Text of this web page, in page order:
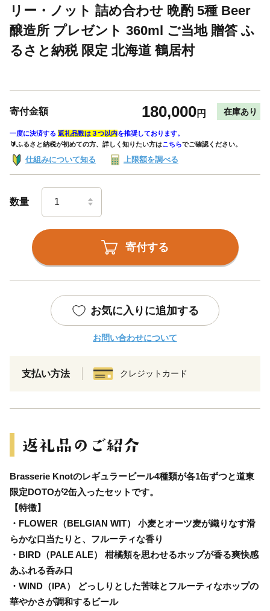
リー・ノット 詰め合わせ 晩酌 5種 Beer
醸造所 プレゼント 360ml ご当地 贈答 ふ
るさと納税 限定 北海道 鶴居村
寄付金額 180,000円 在庫あり
一度に決済する 返礼品数は３つ以内を推奨しております。
🔰ふるさと納税が初めての方、詳しく知りたい方はこちらでご確認ください。
仕組みについて知る 上限額を調べる
数量
寄付する
お気に入りに追加する
お問い合わせについて
支払い方法 クレジットカード
Brasserie Knotのレギュラービール4種類が各1缶ずつと道東
限定DOTOが2缶入ったセットです。
【特徴】
・FLOWER（BELGIAN WIT） 小麦とオーツ麦が織りなす滑
らかな口当たりと、フルーティな香り
・BIRD（PALE ALE） 柑橘類を思わせるホップが香る爽快感
あふれる呑み口
・WIND（IPA） どっしりとした苦味とフルーティなホップの
華やかさが調和するビール